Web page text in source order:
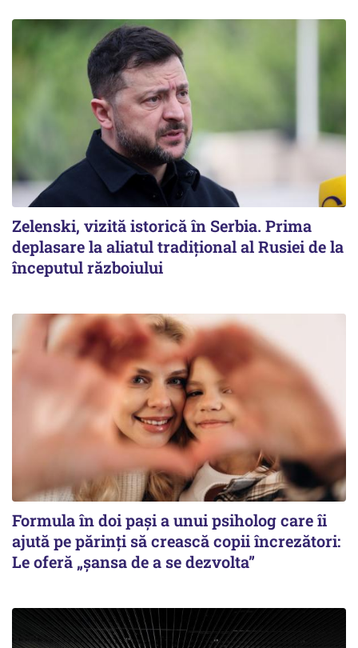
Zelenski, vizită istorică în Serbia. Prima
deplasare la aliatul tradițional al Rusiei de la
începutul războiului
Formula în doi pași a unui psiholog care îi
ajută pe părinți să crească copii încrezători:
Le oferă „șansa de a se dezvolta”